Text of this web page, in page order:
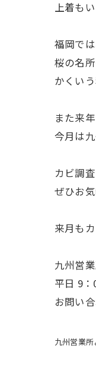
上着も
福岡で
桜の名
かくい
また来
今月は
カビ調
ぜひお
来月も
九州営業
平日 9
お問い
九州営業所